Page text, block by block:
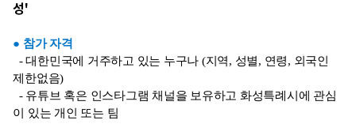
성'
● 참가 자격
- 대한민국에 거주하고 있는 누구나 (지역, 성별, 연령, 외국인
제한없음)
- 유튜브 혹은 인스타그램 채널을 보유하고 화성특례시에 관심
이 있는 개인 또는 팀